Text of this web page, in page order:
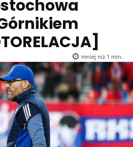
mniej niż 1 min.